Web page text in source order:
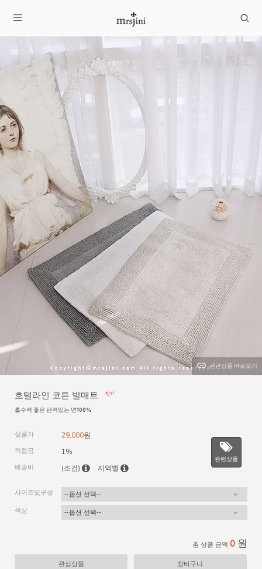
관련상품 바로보기
호텔라인 코튼 발매트
흡수력 좋은 탄력있는 면100%
상품가 29,000원
적립금 1%
배송비 (조건) 지역별
관련상품
사이즈및구성
색상
총 상품 금액 0 원
관심상품 장바구니